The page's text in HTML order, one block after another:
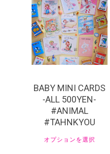
¥550
BABY MINI CARDS
-ALL 500YEN-
#ANIMAL
#TAHNKYOU
オプションを選択